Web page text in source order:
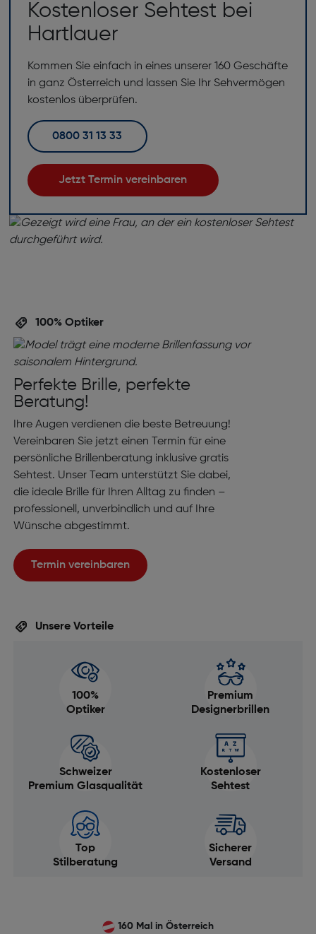
Kostenloser Sehtest bei
Hartlauer
Kommen Sie einfach in eines unserer 160 Geschäfte
in ganz Österreich und lassen Sie Ihr Sehvermögen
kostenlos überprüfen.
0800 31 13 33
Jetzt Termin vereinbaren
100% Optiker
Perfekte Brille, perfekte
Beratung!
Ihre Augen verdienen die beste Betreuung!
Vereinbaren Sie jetzt einen Termin für eine
persönliche Brillenberatung inklusive gratis
Sehtest. Unser Team unterstützt Sie dabei,
die ideale Brille für Ihren Alltag zu finden –
professionell, unverbindlich und auf Ihre
Wünsche abgestimmt.
Termin vereinbaren
Unsere Vorteile
100%
Optiker
Premium
Designerbrillen
Schweizer
Premium Glasqualität
Kostenloser
Sehtest
Top
Stilberatung
Sicherer
Versand
160 Mal in Österreich